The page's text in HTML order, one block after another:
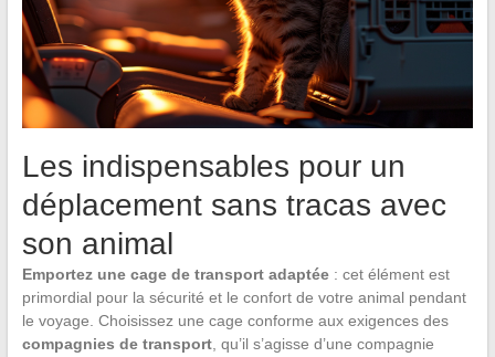
Les indispensables pour un
déplacement sans tracas avec
son animal
Emportez une cage de transport adaptée: cet élément est
primordial pour la sécurité et le confort de votre animal pendant
le voyage. Choisissez une cage conforme aux exigences des
compagnies de transport, qu’il s’agisse d’une compagnie